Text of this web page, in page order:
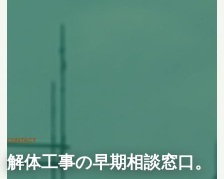
CONTACT
解体工事の早期相談窓口。